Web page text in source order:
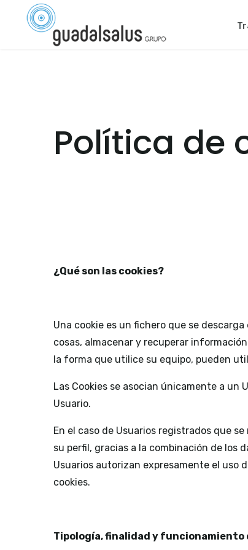
Política de
¿Qué son las cookies?
Una cookie es un fichero que se
cosas, almacenar y recuperar
la forma que utilice su equipo, pueden
Las Cookies se asocian únicamente a
Usuario.
En el caso de Usuarios registrados que
su perfil, gracias a la combinación de los
Usuarios autorizan expresamente el uso
cookies.
Tipología, finalidad y funcionamiento